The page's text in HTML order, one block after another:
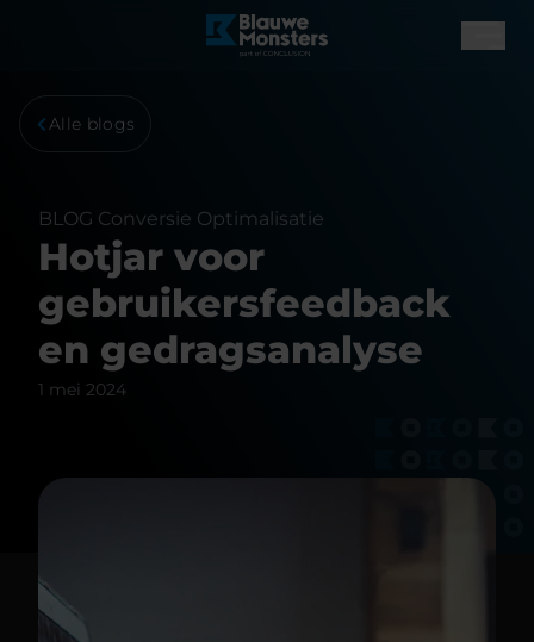
Alle blogs
BLOG Conversie Optimalisatie
Hotjar voor
gebruikersfeedback
en gedragsanalyse
1 mei 2024